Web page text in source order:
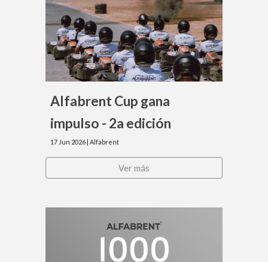
Alfabrent Cup gana
impulso - 2a edición
17 Jun 2026 | Alfabrent
Ver más